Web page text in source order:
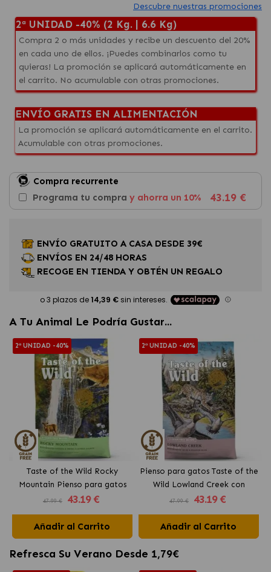
Descubre nuestras promociones
2ª UNIDAD -40% (2 Kg. | 6.6 Kg)
Compra 2 o más unidades y recibe un descuento del 20%
en cada uno de ellos. ¡Puedes combinarlos como tu
quieras! La promoción se aplicará automáticamente en
el carrito. No acumulable con otras promociones.
ENVÍO GRATIS EN ALIMENTACIÓN
La promoción se aplicará automáticamente en el carrito.
Acumulable con otras promociones.
Compra recurrente
Programa tu compra y ahorra un 10% 43.19 €
ENVÍO GRATUITO A CASA DESDE 39€
ENVÍOS EN 24/48 HORAS
RECOGE EN TIENDA Y OBTÉN UN REGALO
A Tu Animal Le Podría Gustar...
2ª UNIDAD -40%
Taste of the Wild Rocky
Mountain Pienso para gatos
con venado
47.99 € 43.19 €
Añadir al Carrito
2ª UNIDAD -40%
Pienso para gatos Taste of the
Wild Lowland Creek con
codorniz
47.99 € 43.19 €
Añadir al Carrito
Refresca Su Verano Desde 1,79€